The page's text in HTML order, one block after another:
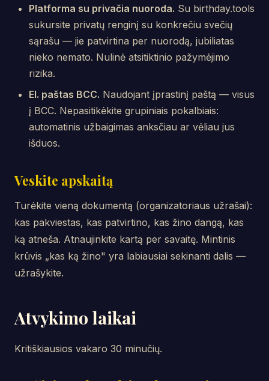
Platforma su privačia nuoroda. Su birthday.tools
sukursite privatų renginį su konkrečiu svečių
sąrašu — jie patvirtina per nuorodą, jubiliatas
nieko nemato. Nulinė atsitiktinio pažymėjimo
rizika.
El. paštas BCC. Naudojant įprastinį paštą — visus
į BCC. Nepasitikėkite grupiniais pokalbiais:
automatinis užbaigimas anksčiau ar vėliau jus
išduos.
Veskite apskaitą
Turėkite vieną dokumentą (organizatoriaus užrašai):
kas pakviestas, kas patvirtino, kas žino dangą, kas
ką atneša. Atnaujinkite kartą per savaitę. Mintinis
krūvis „kas ką žino" yra labiausiai sekinanti dalis —
užrašykite.
Atvykimo laikai
Kritiškiausios vakaro 30 minučių.